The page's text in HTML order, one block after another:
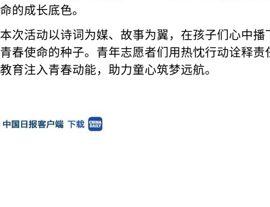
命的成长底色。
本次活动以诗词为媒、故事为翼，在孩子们心中
青春使命的种子。青年志愿者们用热忱行动诠释
教育注入青春动能，助力童心筑梦远航。